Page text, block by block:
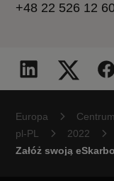
+48 22 526 12
Europa
pl-PL
2022
Załóż swoją